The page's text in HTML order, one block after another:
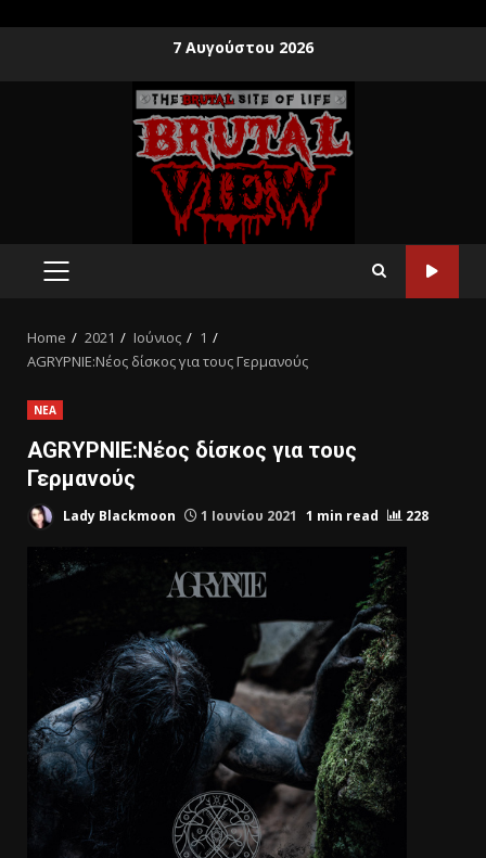
7 Αυγούστου 2026
Home 2021 Ιούνιος
1
AGRYPNIE:Νέος δίσκος για τους Γερμανούς
ΝΕΑ
AGRYPNIE:Νέος δίσκος για τους
Γερμανούς
Lady Blackmoon 1 Ιουνίου 2021 1 min read 228